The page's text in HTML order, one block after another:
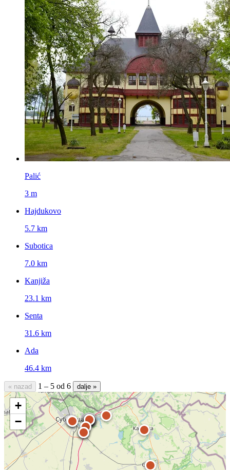
Palić
3 m
Hajdukovo
5.7 km
Subotica
7.0 km
Kanjiža
23.1 km
Senta
31.6 km
Ada
46.4 km
« nazad 1 – 5 od 6 dalje »
+
−